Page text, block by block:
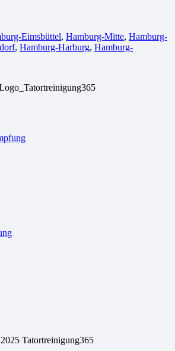
Eimsbüttel, Hamburg-Mitte, Hamburg-
, Hamburg-Harburg, Hamburg-
Tatortreinigung365